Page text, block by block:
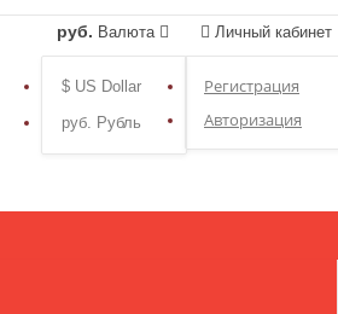
Личный кабинет
Регистрация
Авторизация
руб. Валюта
$ US Dollar
руб. Рубль